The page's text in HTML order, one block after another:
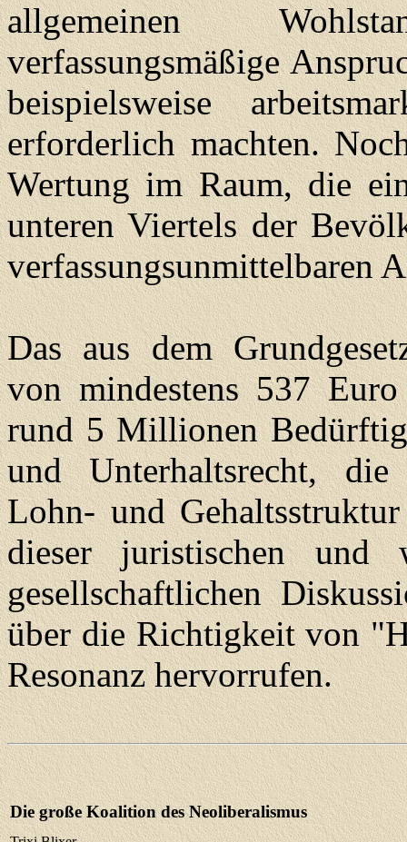
allgemeinen
verfassungsmäßige
beispielsweise
erforderlich machten.
Wertung im Raum, die
unteren Viertels der
verfassungsunmittelbaren
Das aus dem
von mindestens 537
rund 5 Millionen
und Unterhaltsrecht,
Lohn- und
dieser juristischen und
gesellschaftlichen
über die Richtigkeit von
Resonanz hervorrufen.
Die große Koalition des Neoliberalismus